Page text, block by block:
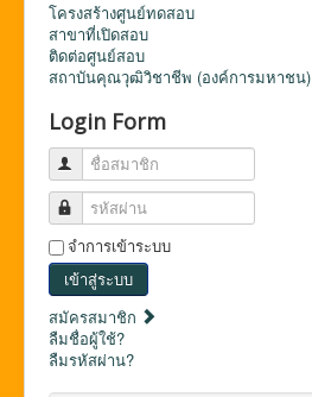
โครงสร้างศูนย์ทดสอบ
สาขาที่เปิดสอบ
ติดต่อศูนย์สอบ
สถาบันคุณวุฒิวิชาชีพ (องค์การมหาชน)
Login Form
ชื่อสมาชิก
รหัสผ่าน
จำการเข้าระบบ
เข้าสู่ระบบ
สมัครสมาชิก
ลืมชื่อผู้ใช้?
ลืมรหัสผ่าน?